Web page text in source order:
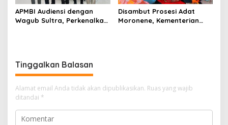
APMBI Audiensi dengan
Wagub Sultra, Perkenalkan
Disambut Prosesi Adat
Moronene, Kementerian
Tinggalkan Balasan
Alamat email Anda tidak akan dipublikasikan. Ruas yang wajib
ditandai *